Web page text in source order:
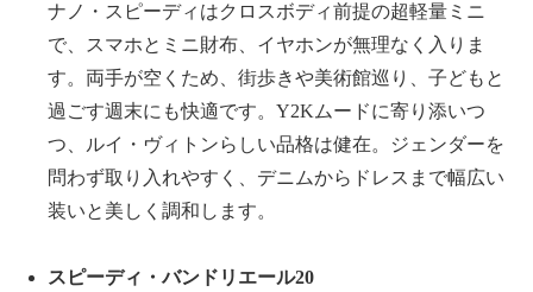
ナノ・スピーディはクロスボディ前提の超軽量ミニ
で、スマホとミニ財布、イヤホンが無理なく入りま
す。両手が空くため、街歩きや美術館巡り、子どもと
過ごす週末にも快適です。 Y2K ムードに寄り添いつ
つ、ルイ・ヴィトンらしい品格は健在。ジェンダーを
問わず取り入れやすく、デニムからドレスまで幅広い
装いと美しく調和します。
スピーディ・バンドリエール20